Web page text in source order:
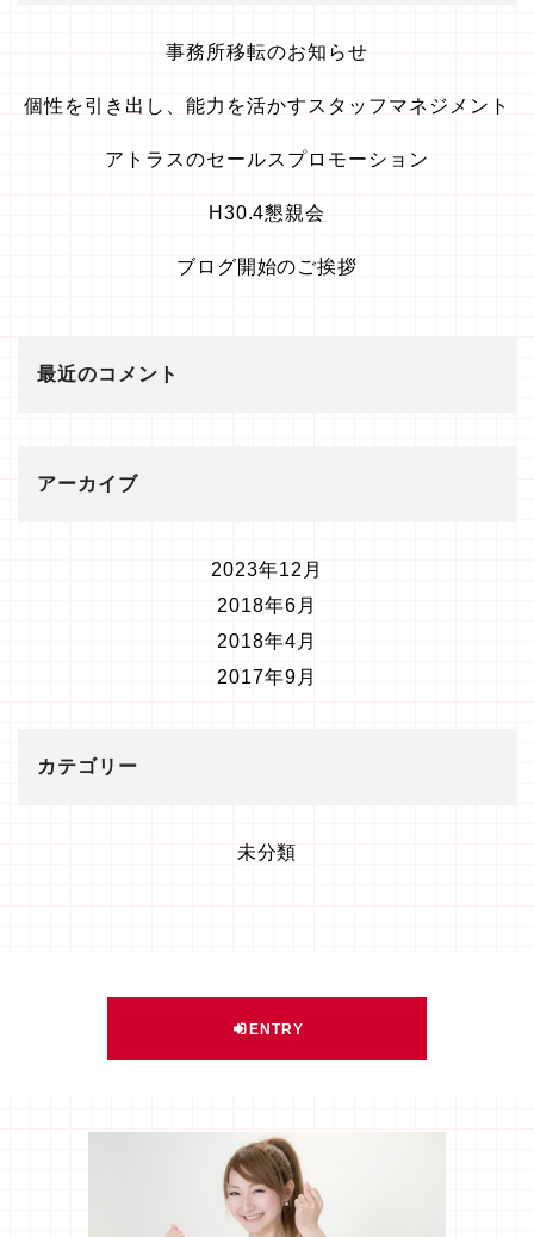
事務所移転のお知らせ
個性を引き出し、能力を活かすスタッフマネジメント
アトラスのセールスプロモーション
H30.4懇親会
ブログ開始のご挨拶
最近のコメント
アーカイブ
2023年12月
2018年6月
2018年4月
2017年9月
カテゴリー
未分類
ENTRY